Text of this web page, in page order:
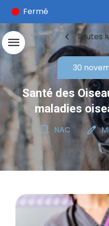
Fermé
menu chevron_left Toutes
30
Santé des
maladies
bookmark_border
NAC edit